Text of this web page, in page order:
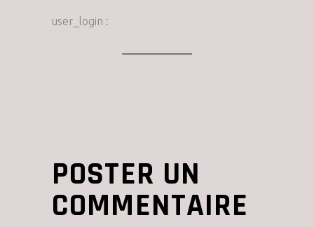
user_login :
POSTER UN
COMMENTAIRE